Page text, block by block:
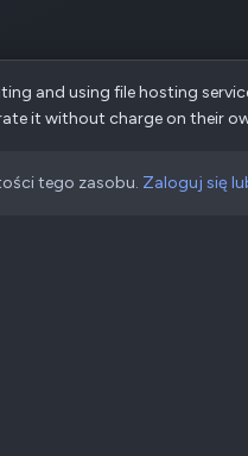
and using file hosting
it without charge on their
tego zasobu. Zaloguj się